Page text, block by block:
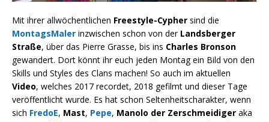
Mit ihrer allwöchentlichen Freestyle-Cypher sind die
MontagsMaler inzwischen schon von der Landsberger
Straße, über das Pierre Grasse, bis ins Charles Bronson
gewandert. Dort könnt ihr euch jeden Montag ein Bild von den
Skills und Styles des Clans machen! So auch im aktuellen
Video, welches 2017 recordet, 2018 gefilmt und dieser Tage
veröffentlicht wurde. Es hat schon Seltenheitscharakter, wenn
sich FredoE, Mast, Pepe, Manolo der Zerschmeidiger aka